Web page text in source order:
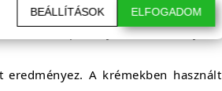
és bőrpírt. Gyakran használják a
A krémekben használt
BEÁLLÍTÁSOK ELFOGADOM